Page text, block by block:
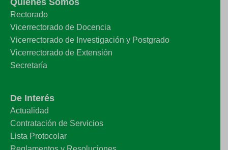
Quiénes Somos
Rectorado
Vicerrectorado de Docencia
Vicerrectorado de Investigación y Postgrado
Vicerrectorado de Extensión
Secretaría
De Interés
Actualidad
Contratación de Servicios
Lista Protocolar